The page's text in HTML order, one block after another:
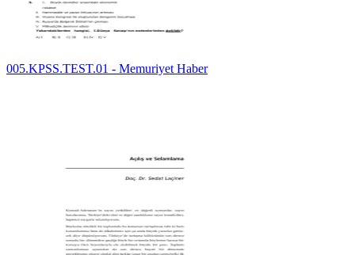
005.KPSS.TEST.01 - Memuriyet Haber